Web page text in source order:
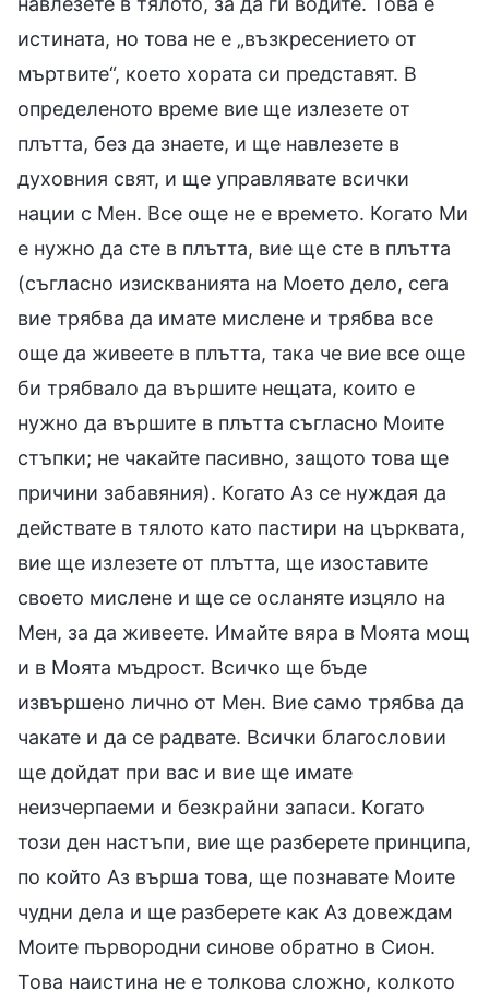
истината, но това не е „възкресението от
мъртвите“, което хората си представят. В
определеното време вие ще излезете от
плътта, без да знаете, и ще навлезете в
духовния свят, и ще управлявате всички
нации с Мен. Все още не е времето. Когато Ми
е нужно да сте в плътта, вие ще сте в плътта
(съгласно изискванията на Моето дело, сега
вие трябва да имате мислене и трябва все
още да живеете в плътта, така че вие все още
би трябвало да вършите нещата, които е
нужно да вършите в плътта съгласно Моите
стъпки; не чакайте пасивно, защото това ще
причини забавяния). Когато Аз се нуждая да
действате в тялото като пастири на църквата,
вие ще излезете от плътта, ще изоставите
своето мислене и ще се осланяте изцяло на
Мен, за да живеете. Имайте вяра в Моята мощ
и в Моята мъдрост. Всичко ще бъде
извършено лично от Мен. Вие само трябва да
чакате и да се радвате. Всички благословии
ще дойдат при вас и вие ще имате
неизчерпаеми и безкрайни запаси. Когато
този ден настъпи, вие ще разберете принципа,
по който Аз върша това, ще познавате Моите
чудни дела и ще разберете как Аз довеждам
Моите първородни синове обратно в Сион.
Това наистина не е толкова сложно, колкото